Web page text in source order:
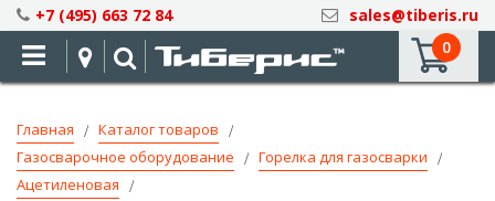
Skip
to
Content
+7 (495) 663 72 84
sales@tiberis.ru
0
Главная
Каталог товаров
Газосварочное оборудование
Горелка для газосварки
Ацетиленовая